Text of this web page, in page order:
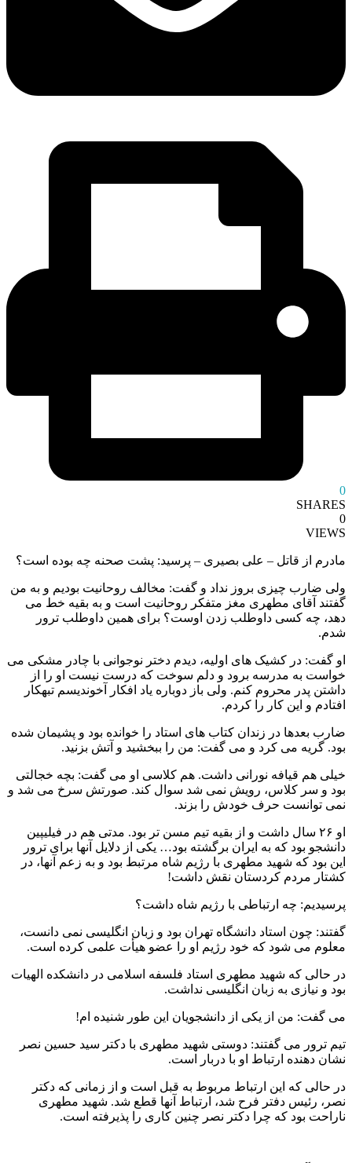
0
SHARES
0
VIEWS
مادرم از قاتل – علی بصیری – پرسید: پشت صحنه چه بوده‌ است؟
ولی ضارب چیزی بروز نداد و گفت: مخالف روحانیت بودیم و به من
گفتند آقای مطهری مغز متفکر روحانیت است و به بقیه خط می
دهد، چه کسی داوطلب زدن اوست؟ برای همین داوطلب ترور
شدم.
او گفت: در کشیک‌ های اولیه، دیدم دختر نوجوانی با چادر مشکی می
خواست به مدرسه برود و دلم سوخت که درست نیست او را از
داشتن پدر محروم کنم. ولی باز دوباره یاد افکار آخوندیسم تبهکار
افتادم و این کار را کردم.
ضارب بعدها در زندان کتاب‌ های استاد را خوانده بود و پشیمان شده
بود. گریه می کرد و می گفت: من را ببخشید و آتش بزنید.
خیلی هم قیافه نورانی داشت. هم‌ کلاسی او می گفت: بچه خجالتی
بود و سر کلاس، رویش نمی شد سوال کند. صورتش سرخ می شد و
نمی توانست حرف خودش را بزند.
او ۲۶ سال داشت و از بقیه تیم مسن‌ تر بود. مدتی هم در فیلیپین
دانشجو بود که به ایران برگشته بود… یکی از دلایل آنها برای ترور
این بود که شهید مطهری با رژیم شاه مرتبط بود و به زعم آنها، در
کشتار مردم کردستان نقش داشت!
پرسیدیم: چه ارتباطی با رژیم شاه داشت؟
گفتند: چون استاد دانشگاه تهران بود و زبان انگلیسی نمی دانست،
معلوم می شود که خود رژیم او را عضو هیأت‌ علمی کرده ‌است.
در حالی که شهید مطهری استاد فلسفه اسلامی در دانشکده الهیات
بود و نیازی به زبان انگلیسی نداشت.
می گفت: من از یکی از دانشجویان این‌ طور شنیده‌ ام!
تیم ترور می گفتند: دوستی شهید مطهری با دکتر سید‌ حسین نصر
نشان‌ دهنده ارتباط او با دربار است.
در حالی که این ارتباط مربوط به قبل است و از زمانی که دکتر
نصر، رئیس دفتر فرح شد، ارتباط آنها قطع شد. شهید مطهری
ناراحت بود که چرا دکتر نصر چنین کاری را پذیرفته ‌است.